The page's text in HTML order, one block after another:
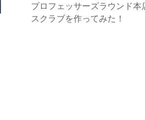
プロフェッサーズラウンド本
スクラブを作ってみた！